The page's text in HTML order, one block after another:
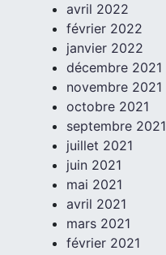
avril 2022
février 2022
janvier 2022
décembre 2021
novembre 2021
octobre 2021
septembre 2021
juillet 2021
juin 2021
mai 2021
avril 2021
mars 2021
février 2021